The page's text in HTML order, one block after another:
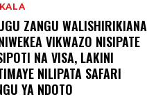
ZANGU WALISHIRIKIANA
VIKWAZO NISIPATE
NA VISA, LAKINI
NILIPATA SAFARI
YA NDOTO